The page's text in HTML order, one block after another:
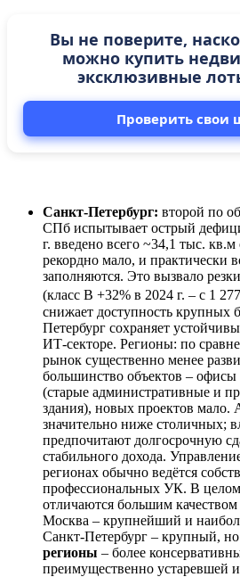
Вы не поверите,
можно купить
эксклюзивные
Проверить свои
Санкт-Петербург: второй по
СПб испытывает острый
г. введено всего ~34,1 тыс.
рекордно мало, и практически
заполняются. Это вызвало
(класс B +32% в 2024 г. – с 1
снижает доступность крупных
Петербург сохраняет
ИТ-секторе. Регионы: по
рынок существенно менее
большинство объектов – офисы
(старые административные и
здания), новых проектов мало.
значительно ниже столичных;
предпочитают долгосрочную
стабильного дохода.
регионах обычно ведётся
профессиональных УК. В
отличаются большим
Москва – крупнейший и
Санкт-Петербург – крупный,
регионы – более
преимущественно устаревшей